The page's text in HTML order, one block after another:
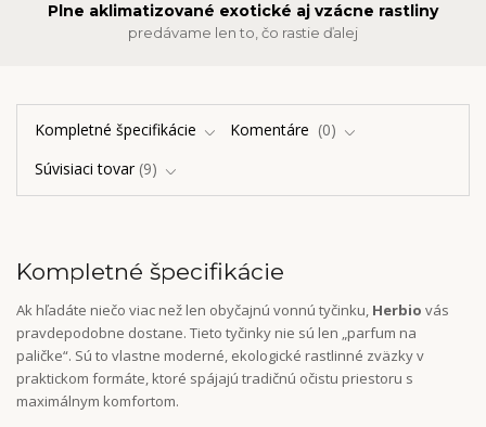
Plne aklimatizované exotické aj vzácne rastliny
predávame len to, čo rastie ďalej
Kompletné špecifikácie Komentáre
0
Súvisiaci tovar 9
Kompletné špecifikácie
Ak hľadáte niečo viac než len obyčajnú vonnú tyčinku, Herbio vás
pravdepodobne dostane. Tieto tyčinky nie sú len „parfum na
paličke“. Sú to vlastne moderné, ekologické rastlinné zväzky v
praktickom formáte, ktoré spájajú tradičnú očistu priestoru s
maximálnym komfortom.